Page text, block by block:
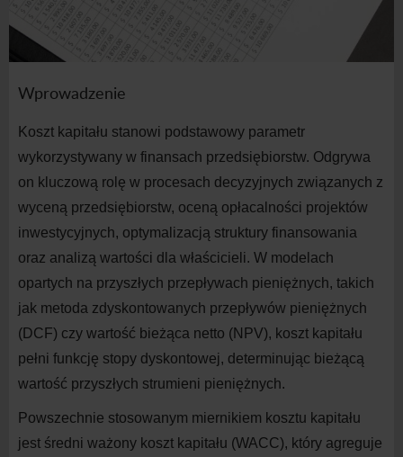
Wprowadzenie
Koszt kapitału stanowi podstawowy parametr
wykorzystywany w finansach przedsiębiorstw. Odgrywa
on kluczową rolę w procesach decyzyjnych związanych z
wyceną przedsiębiorstw, oceną opłacalności projektów
inwestycyjnych, optymalizacją struktury finansowania
oraz analizą wartości dla właścicieli. W modelach
opartych na przyszłych przepływach pieniężnych, takich
jak metoda zdyskontowanych przepływów pieniężnych
(DCF) czy wartość bieżąca netto (NPV), koszt kapitału
pełni funkcję stopy dyskontowej, determinując bieżącą
wartość przyszłych strumieni pieniężnych.
Powszechnie stosowanym miernikiem kosztu kapitału
jest średni ważony koszt kapitału (WACC), który agreguje